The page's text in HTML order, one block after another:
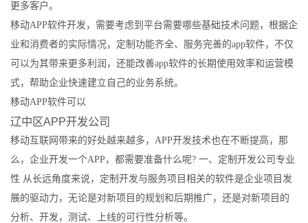
更多客户。
移动APP软件开发，需要考虑到平台需要哪些基础技术问题，根据企
业和消费者的实际情况，定制功能齐全、服务完善的app软件，不仅
可以为其带来更多利润，还能改善app软件的长期使用效率和运营模
式，帮助企业快速建立自己的业务系统。
移动APP软件可以
辽中区APP开发公司
移动互联网带来的好处越来越多，APP开发技术也在不断提高，那
么，企业开发一个APP，都需要准备什么呢? 一、定制开发公司专业
性 从长远角度来说，定制开发与服务项目相关的软件是企业项目发
展的驱动力，无论是对新项目的规划和后期推广，还是对新项目的
分析、开发，测试、上线的可行性分析等。